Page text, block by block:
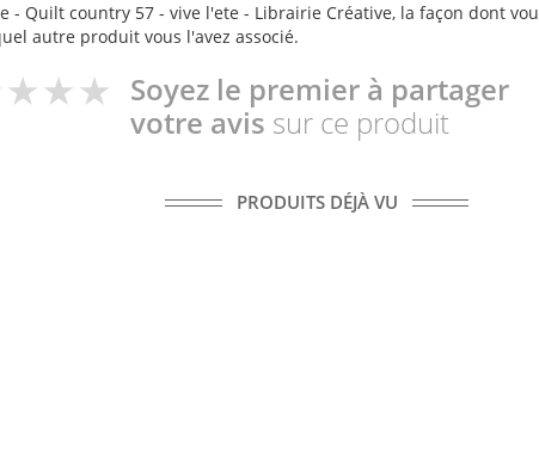
- Quilt country 57 - vive l'ete - Librairie Créative, la façon dont
autre produit vous l'avez associé.
Soyez le premier à partager
votre avis sur ce produit
PRODUITS DÉJÀ VU